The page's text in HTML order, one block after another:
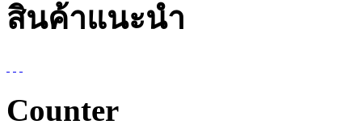
สินค้าแนะนำ
Counter